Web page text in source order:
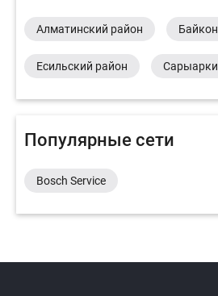
Алматинский район
Есильский район
Популярные сети
Bosch Service